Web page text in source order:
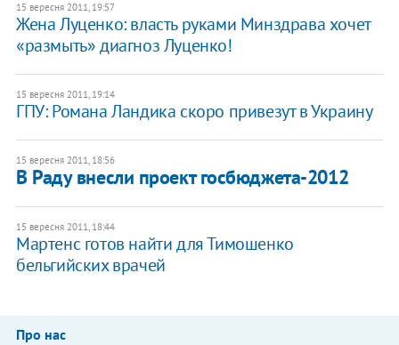
15 вересня 2011, 19:57
Жена Луценко: власть руками Минздрава хочет
«размыть» диагноз Луценко!
15 вересня 2011, 19:14
ГПУ: Романа Ландика скоро привезут в Украину
15 вересня 2011, 18:56
В Раду внесли проект госбюджета-2012
15 вересня 2011, 18:44
Мартенс готов найти для Тимошенко
бельгийских врачей
Про нас